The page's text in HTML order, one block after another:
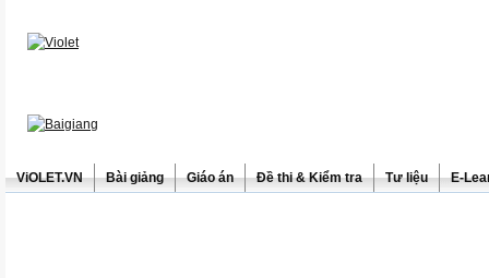
ViOLET.VN Bài giảng Giáo án Đề thi & Kiểm tra Tư liệu E-